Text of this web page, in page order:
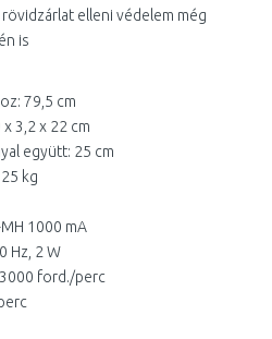
elleni védelem még
is
79,5 cm
3,2 x 22 cm
együtt: 25 cm
kg
1000 mA
Hz, 2 W
ford./perc